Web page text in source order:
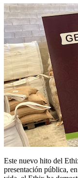
Este nuevo hito del
presentación pública,